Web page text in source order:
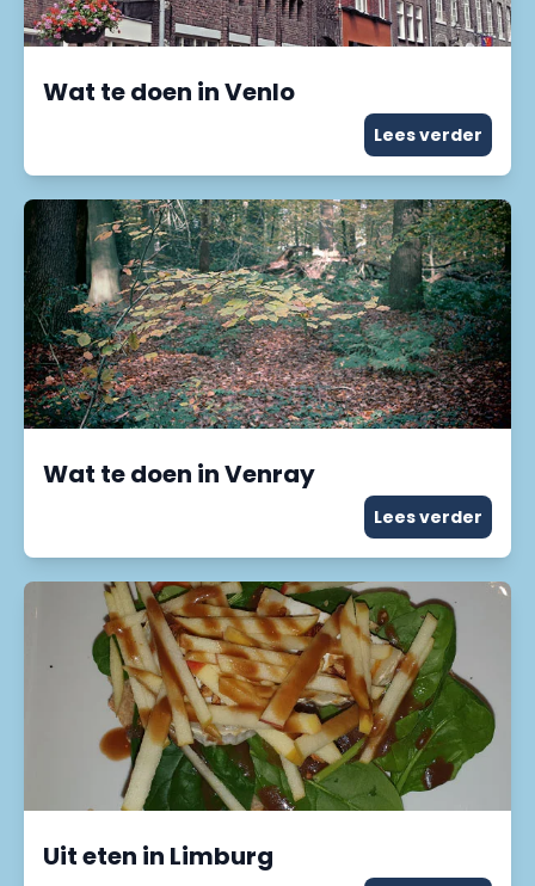
Wat te doen in Venlo
Lees verder
Wat te doen in Venray
Lees verder
Uit eten in Limburg